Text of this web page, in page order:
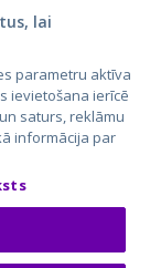
lai
parametru aktīva
ievietošana ierīcē
saturs, reklāmu
informācija par